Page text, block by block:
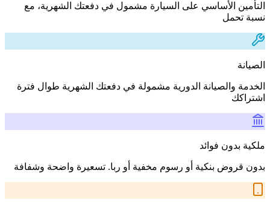
التأمين الأساسي على السيارة مشمول في دفعتك الشهرية، مع
نسبة تحمل
الصيانة
الخدمة والصيانة الدورية مشمولة في دفعتك الشهرية طوال فترة
اشتراكك
ملكية بدون فوائد
بدون قروض بنكية أو رسوم مخفية أو ربا. تسعيرة واضحة وشفافة